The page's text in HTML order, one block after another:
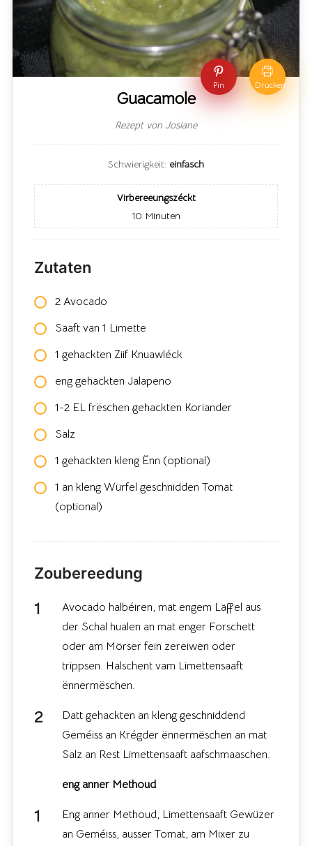
Pin Drucken
Guacamole
Rezept von Josiane
Schwierigkeit: einfasch
Virbereeungszéckt
10 Minuten
Zutaten
2 Avocado
Saaft van 1 Limette
1 gehackten Ziif Knuawléck
eng gehackten Jalapeno
1-2 EL frëschen gehackten Koriander
Salz
1 gehackten kleng Ënn (optional)
1 an kleng Würfel geschnidden Tomat
(optional)
Zoubereedung
Avocado halbéiren, mat engem Läffel aus
der Schal hualen an mat enger Forschett
oder am Mörser fein zereiwen oder
trippsen. Halschent vam Limettensaaft
ënnermëschen.
Datt gehackten an kleng geschniddend
Geméiss an Krégder ënnermëschen an mat
Salz an Rest Limettensaaft aafschmaaschen.
eng anner Methoud
Eng anner Methoud, Limettensaaft Gewüzer
an Geméiss, ausser Tomat, am Mixer zu